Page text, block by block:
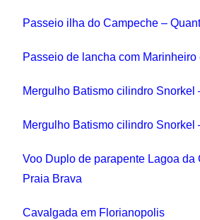
Passeio ilha do Campeche –
Passeio de lancha com Marinheiro
Mergulho Batismo cilindro Snorkel
Mergulho Batismo cilindro Snorkel
Voo Duplo de parapente Lagoa da
Praia Brava
Cavalgada em Florianopolis